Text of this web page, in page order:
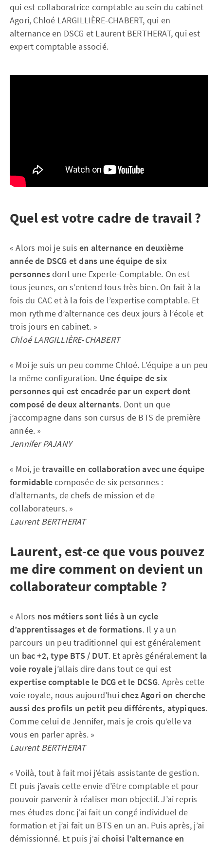
qui est collaboratrice comptable au sein du cabinet
Agori, Chloé LARGILLIÈRE-CHABERT, qui en
alternance en DSCG et Laurent BERTHERAT, qui est
expert comptable associé.
Quel est votre cadre de travail ?
« Alors moi je suis en alternance en deuxième
année de DSCG et dans une équipe de six
personnesdont une Experte-Comptable. On est
tous jeunes, on s’entend tous très bien. On fait à la
fois du CAC et à la fois de l’expertise comptable. Et
mon rythme d’alternance ces deux jours à l’école et
trois jours en cabinet. »
Chloé LARGILLIÈRE-CHABERT
« Moi je suis un peu comme Chloé. L’équipe a un peu
la même configuration. Une équipe de six
personnes qui est encadrée par un expert dont
composé de deux alternants. Dont un que
j’accompagne dans son cursus de BTS de première
année. »
Jennifer PAJANY
« Moi, jetravaille en collaboration avec une équipe
formidablecomposée de six personnes :
d’alternants, de chefs de mission et de
collaborateurs. »
Laurent BERTHERAT
Laurent, est-ce que vous pouvez
me dire comment on devient un
collaborateur comptable ?
« Alors nos métiers sont liés à un cycle
d’apprentissages et de formations. Il y a un
parcours un peu traditionnel qui est généralement
un bac +2, type BTS / DUT. Et après généralement la
voie royale j’allais dire dans tout ce qui est
expertise comptable le DCG et le DCSG. Après cette
voie royale, nous aujourd’hui chez Agori on cherche
aussi des profils un petit peu différents, atypiques.
Comme celui de Jennifer, mais je crois qu’elle va
vous en parler après. »
Laurent BERTHERAT
« Voilà, tout à fait moi j’étais assistante de gestion.
Et puis j’avais cette envie d’être comptable et pour
pouvoir parvenir à réaliser mon objectif. J’ai repris
mes études donc j’ai fait un congé individuel de
formation et j’ai fait un BTS en un an. Puis après, j’ai
démissionné. Et puis j’aichoisi l’alternance en